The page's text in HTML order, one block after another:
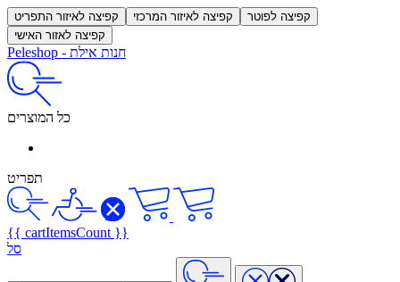
קפיצה לאיזור התפריט קפיצה לאיזור המרכזי
קפיצה לפוטר
קפיצה לאזור האישי
Peleshop - חנות אילת
כל המוצרים
תפריט
{{ cartItemsCount }}
סל